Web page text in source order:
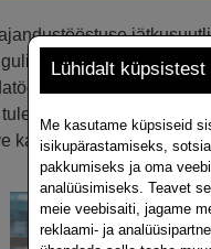
Lühidalt küpsistest
Me kasutame küpsiseid
isikupärastamiseks,
pakkumiseks ja oma
analüüsimiseks. Teavet
meie veebisaiti, jagame
reklaami- ja
17 miljonit tonni
ning
rinda pista mitme
kasutada vähem